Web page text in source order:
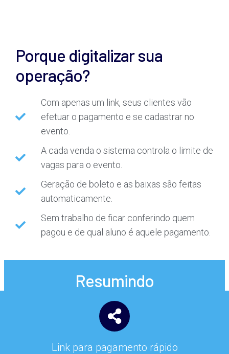
Porque digitalizar sua
operação?
Com apenas um link, seus clientes vão
efetuar o pagamento e se cadastrar no
evento.
A cada venda o sistema controla o limite de
vagas para o evento.
Geração de boleto e as baixas são feitas
automaticamente.
Sem trabalho de ficar conferindo quem
pagou e de qual aluno é aquele pagamento.
Resumindo
Link para pagamento rápido